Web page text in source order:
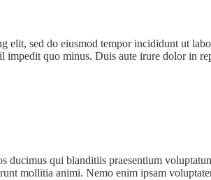
elit, sed do eiusmod tempor incididunt ut
impedit quo minus. Duis aute irure dolor in
ducimus qui blanditiis praesentium
mollitia animi. Nemo enim ipsam